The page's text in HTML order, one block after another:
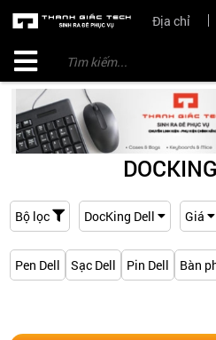
Địa chỉ
Bộ lọc DocKing Dell Giá
Pen Dell Sạc Dell Pin Dell Bàn